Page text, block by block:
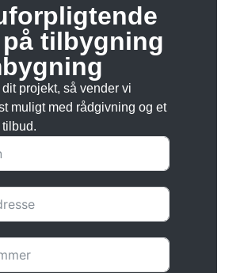
tilbygning
projekt, så vender vi
muligt med rådgivning og et